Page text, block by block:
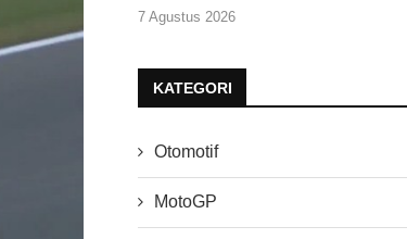
7 Agustus 2026
KATEGORI
Otomotif
MotoGP